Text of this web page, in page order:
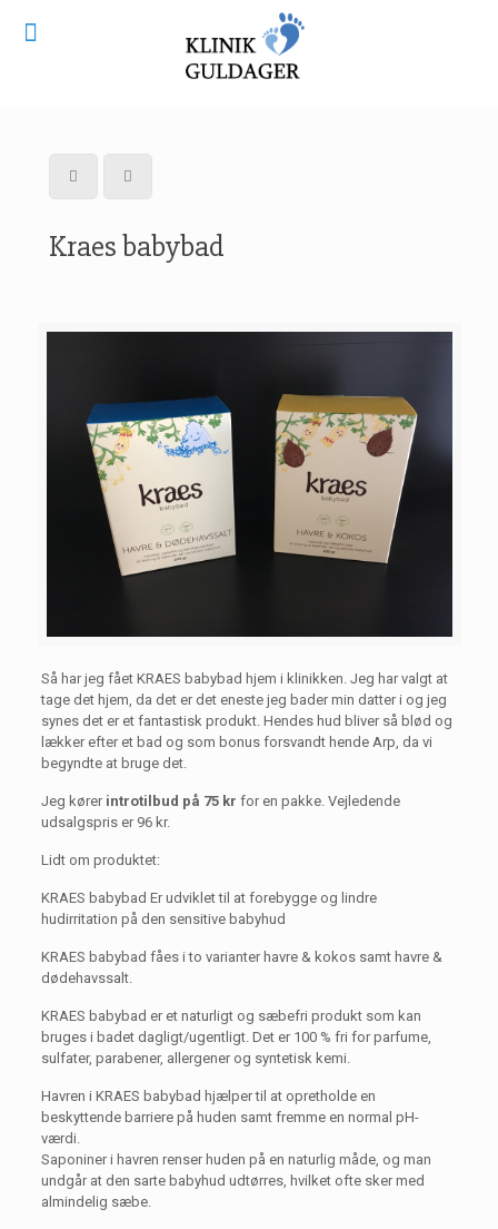
Kraes babybad
Så har jeg fået KRAES babybad hjem i klinikken. Jeg har valgt at
tage det hjem, da det er det eneste jeg bader min datter i og jeg
synes det er et fantastisk produkt. Hendes hud bliver så blød og
lækker efter et bad og som bonus forsvandt hende Arp, da vi
begyndte at bruge det.
Jeg kører introtilbud på 75 kr for en pakke. Vejledende
udsalgspris er 96 kr.
Lidt om produktet:
KRAES babybad Er udviklet til at forebygge og lindre
hudirritation på den sensitive babyhud
KRAES babybad fåes i to varianter havre & kokos samt havre &
dødehavssalt.
KRAES babybad er et naturligt og sæbefri produkt som kan
bruges i badet dagligt/ugentligt. Det er 100 % fri for parfume,
sulfater, parabener, allergener og syntetisk kemi.
Havren i KRAES babybad hjælper til at opretholde en
beskyttende barriere på huden samt fremme en normal pH-
værdi.
Saponiner i havren renser huden på en naturlig måde, og man
undgår at den sarte babyhud udtørres, hvilket ofte sker med
almindelig sæbe.